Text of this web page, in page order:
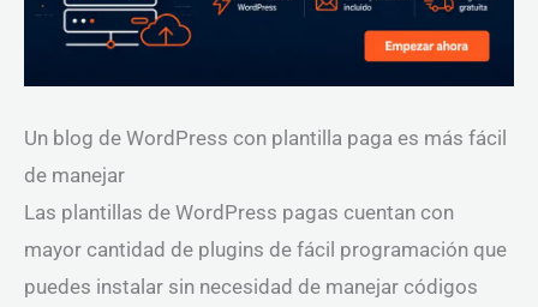
Un blog de WordPress con plantilla paga es más fácil
de manejar
Las plantillas de WordPress pagas cuentan con
mayor cantidad de plugins de fácil programación que
puedes instalar sin necesidad de manejar códigos